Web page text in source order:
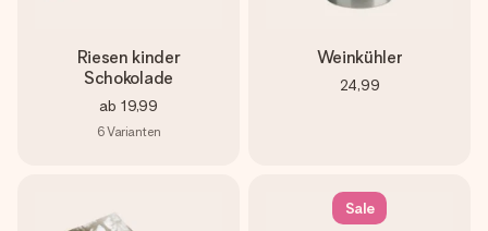
Riesen kinder
Schokolade
ab 19,99
6Varianten
Weinkühler
24,99
Sale